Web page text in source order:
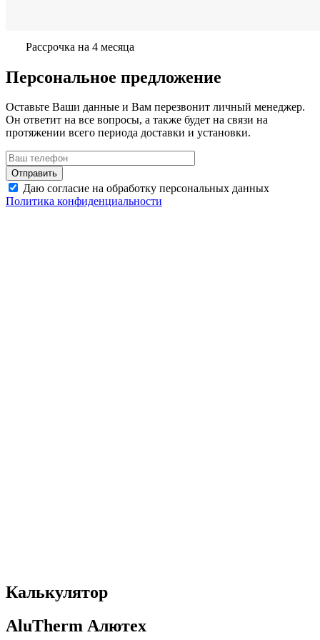
Рассрочка на 4 месяца
Персональное предложение
Оставьте Ваши данные и Вам перезвонит личный менеджер.
Он ответит на все вопросы, а также будет на связи на
протяжении всего периода доставки и установки.
Даю согласие на обработку персональных данных
Политика конфиденциальности
Калькулятор
AluTherm Алютех